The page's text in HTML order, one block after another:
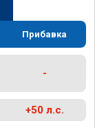
Прибавка
-
+50 л.с.